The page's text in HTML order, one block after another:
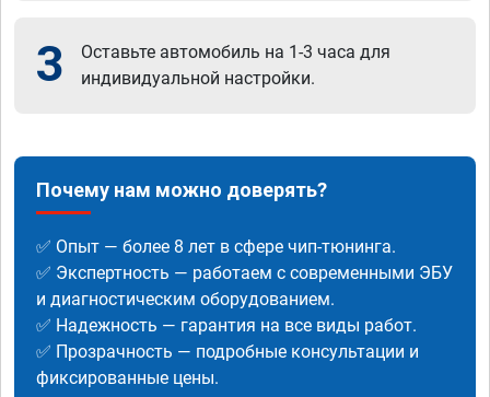
3
Оставьте автомобиль на 1-3 часа для
индивидуальной настройки.
Почему нам можно доверять?
✅ Опыт — более 8 лет в сфере чип-тюнинга.
✅ Экспертность — работаем с современными ЭБУ
и диагностическим оборудованием.
✅ Надежность — гарантия на все виды работ.
✅ Прозрачность — подробные консультации и
фиксированные цены.